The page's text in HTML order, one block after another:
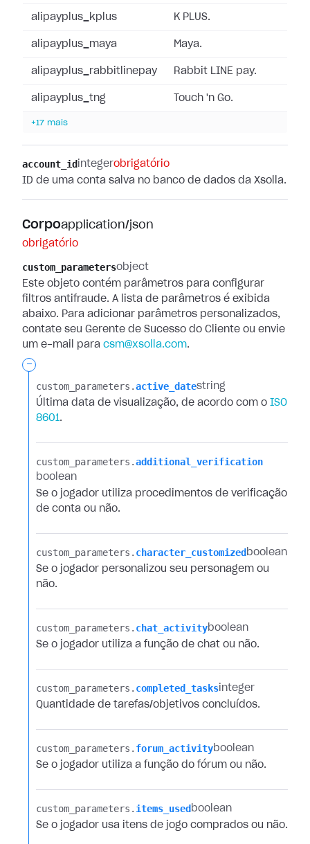
alipayplus_kplus K PLUS.
alipayplus_maya Maya.
alipayplus_rabbitlinepay Rabbit LINE pay.
alipayplus_tng Touch 'n Go.
+17 mais
account_id integerobrigatório
ID de uma conta salva no banco de dados da Xsolla.
Corpoapplication/json
obrigatório
custom_parametersobject
Este objeto contém parâmetros para configurar
filtros antifraude. A lista de parâmetros é exibida
abaixo. Para adicionar parâmetros personalizados,
contate seu Gerente de Sucesso do Cliente ou envie
um e-mail para csm@xsolla.com.
-
custom_parameters.​active_datestring
Última data de visualização, de acordo com o ISO
8601.
custom_parameters.​additional_verification
boolean
Se o jogador utiliza procedimentos de verificação
de conta ou não.
custom_parameters.​ character_customized boolean
Se o jogador personalizou seu personagem ou
não.
custom_parameters.​ chat_activityboolean
Se o jogador utiliza a função de chat ou não.
custom_parameters.​ completed_tasks integer
Quantidade de tarefas/objetivos concluídos.
custom_parameters.​ forum_activityboolean
Se o jogador utiliza a função do fórum ou não.
custom_parameters.​ items_used boolean
Se o jogador usa itens de jogo comprados ou não.